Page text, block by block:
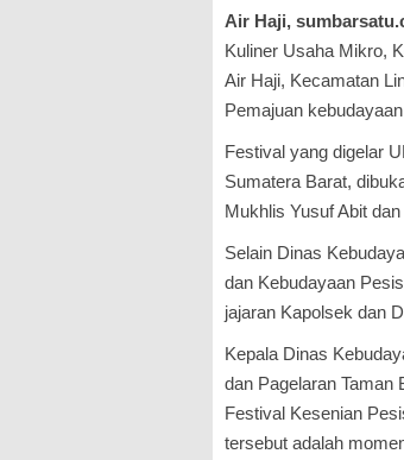
Air Haji,
Kuliner Usaha Mikro,
Air Haji, Kecamatan
Pemajuan
Festival yang digelar
Sumatera Barat,
Mukhlis Yusuf Abit
Selain Dinas
dan Kebudayaan
jajaran Kapolsek dan
Kepala Dinas
dan Pagelaran Taman
Festival Kesenian
tersebut adalah